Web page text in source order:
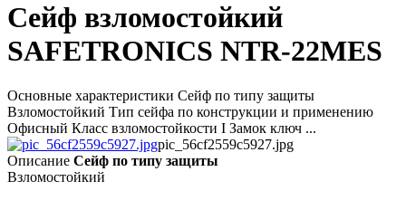
Сейф взломостойкий
SAFETRONICS NTR-22MES
Основные характеристики Сейф по типу защиты
Взломостойкий Тип сейфа по конструкции и применению
Офисный Класс взломостойкости I Замок ключ ...
pic_56cf2559c5927.jpg
Описание Сейф по типу защиты
Взломостойкий